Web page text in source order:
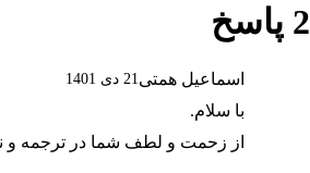
2 پاسخ
اسماعیل همتی 21 دی 1401
با سلام.
از زحمت و لطف شما در ترجمه و